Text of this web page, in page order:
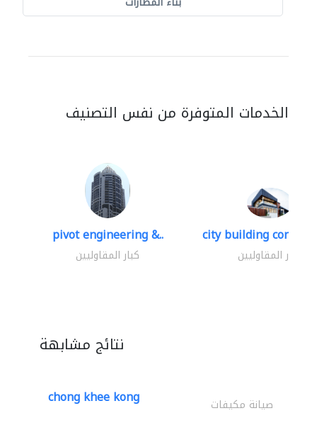
الخدمات المتوفرة من نفس التصنيف
pivot engineering &..
كبار المقاوليين
city building
كبار المقاوليين
نتائج مشابهة
chong khee kong صيانة مكيفات